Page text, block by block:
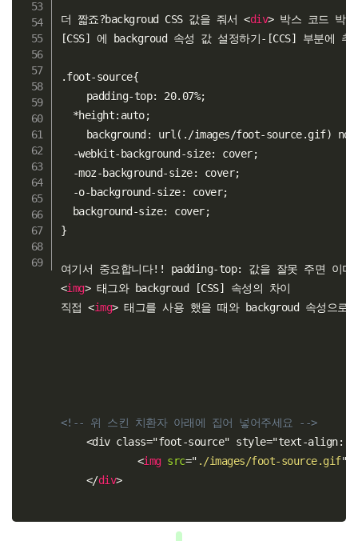
더 짧죠?backgroud CSS 값을 줘서 <div> 박스 코드 박스
[CSS] 에 backgroud 속성 값 설정하기-[CCS] 부분에 추
.foot-source{
  *height:auto;
  -webkit-background-size: cover;
  -moz-background-size: cover;
  -o-background-size: cover;
  background-size: cover;
}
여기서 중요합니다!! padding-top: 값을 잘못 주면 이
<img> 태그와 backgroud [CSS] 속성의 차이
직접 <img> 태그를 사용 했을 때와 backgroud 속성으로
<!-- 위 스킨 치환자 아래에 집어 넣어주세요 -->
<img src=" ./images/foot-source.gif"
</div>